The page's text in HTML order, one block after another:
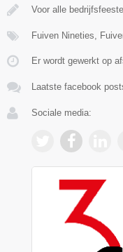
Voor alle
Fuiven Nineties,
Er wordt gewerkt op
Laatste facebook
Sociale media: